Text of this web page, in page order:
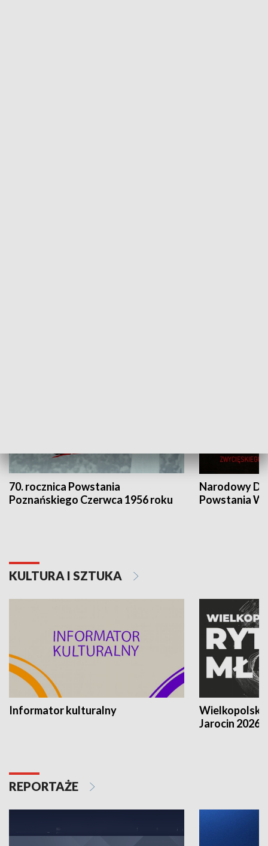
70. rocznica Powstania
Poznańskiego Czerwca 1956 roku
Narodowy
Powstania
KULTURA I SZTUKA
Informator kulturalny
Jarocin 2026
REPORTAŻE